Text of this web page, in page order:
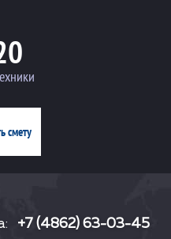
смету
+7 (4862) 63-03-45